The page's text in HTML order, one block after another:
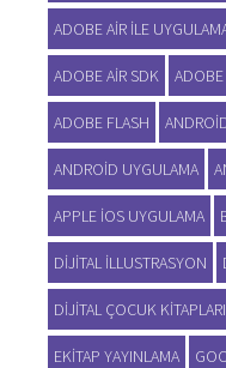
ADOBE AIR ILE
ADOBE AIR SDK
ADOBE FLASH
ANDROID UYGULAMA
APPLE IOS UYGULAMA
DIJITAL ILLUSTRASYON
DIJITAL ÇOCUK KITAPLARI
EKITAP YAYINLAMA